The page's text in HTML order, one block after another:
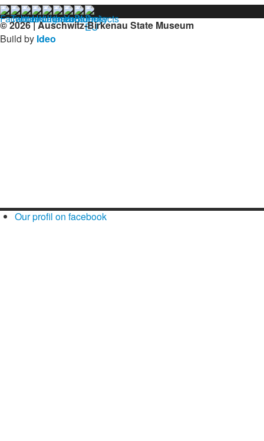
© 2026 | Auschwitz-Birkenau State Museum
Build by Ideo
Our profil on facebook